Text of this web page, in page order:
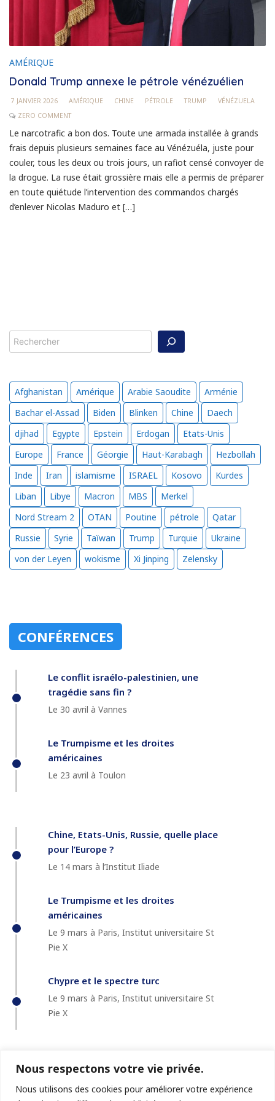
Nous respectons votre vie privée.
Nous utilisons des cookies pour améliorer votre expérience
AMÉRIQUE
Donald Trump annexe le pétrole vénézuélien
7 JANVIER 2026 AMÉRIQUE CHINE PÉTROLE TRUMP
VÉNÉZUELA
ZERO COMMENT
Le narcotrafic a bon dos. Toute une armada installée à grands
frais depuis plusieurs semaines face au Vénézuéla, juste pour
couler, tous les deux ou trois jours, un rafiot censé convoyer de
la drogue. La ruse était grossière mais elle a permis de préparer
en toute quiétude l’intervention des commandos chargés
d’enlever Nicolas Maduro et […]
Rechercher
Afghanistan Amérique Arabie Saoudite
Arménie
Bachar el-Assad
Biden Blinken Chine
Daech
djihad
Egypte Epstein Erdogan
Etats-Unis
Europe
France Géorgie Haut-Karabagh
Hezbollah
Inde
Iran islamisme ISRAEL Kosovo
Kurdes
Liban
Libye Macron MBS
Merkel
Nord Stream 2
OTAN Poutine pétrole
Qatar
Russie
Syrie Taïwan Trump Turquie
Ukraine
von der Leyen
wokisme Xi Jinping Zelensky
CONFÉRENCES
Le conflit israélo-palestinien, une
tragédie sans fin ?
Le 30 avril à Vannes
Le Trumpisme et les droites
américaines
Le 23 avril à Toulon
Chine, Etats-Unis, Russie, quelle place
pour l’Europe ?
Le 14 mars à l’Institut Iliade
Le Trumpisme et les droites
américaines
Le 9 mars à Paris, Institut universitaire St
Pie X
Chypre et le spectre turc
Le 9 mars à Paris, Institut universitaire St
Pie X